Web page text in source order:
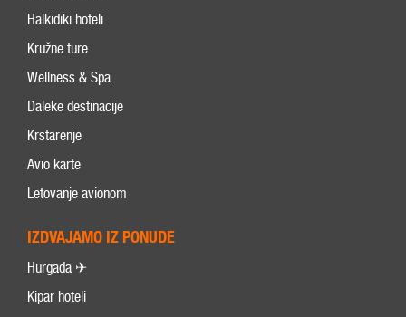
Halkidiki hoteli
Kružne ture
Wellness & Spa
Daleke destinacije
Krstarenje
Avio karte
Letovanje avionom
IZDVAJAMO IZ PONUDE
Hurgada ✈
Kipar hoteli